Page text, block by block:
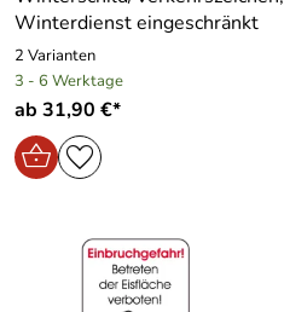
Winterdienst eingeschränkt
2 Varianten
3 - 6 Werktage
ab 31,90 €*